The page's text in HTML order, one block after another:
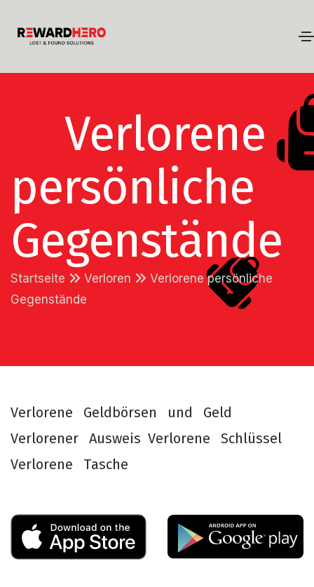
Verlorene
persönliche
Gegenstände
Startseite Verloren
Verlorene persönliche
Gegenstände
Verlorene Geldbörsen und Geld
Verlorener Ausweis Verlorene Schlüssel
Verlorene Tasche